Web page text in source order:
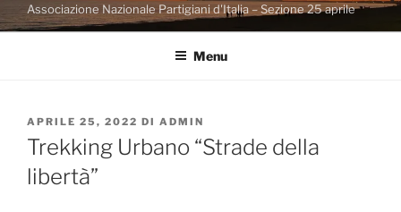
Associazione Nazionale Partigiani d'Italia – Sezione 25 aprile
Menu
PUBBLICATO
IL
APRILE 25, 2022 DI ADMIN
Trekking Urbano “Strade della
libertà”